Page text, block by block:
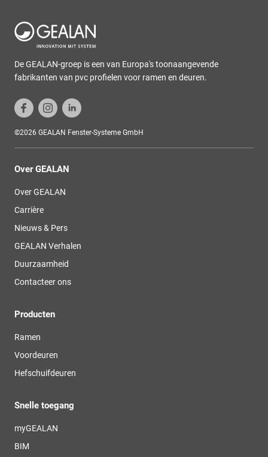
De GEALAN-groep is een van Europa's toonaangevende
fabrikanten van pvc profielen voor ramen en deuren.
©2026 GEALAN Fenster-Systeme GmbH
Over GEALAN
Over GEALAN
Carrière
Nieuws & Pers
GEALAN Verhalen
Duurzaamheid
Contacteer ons
Producten
Ramen
Voordeuren
Hefschuifdeuren
Snelle toegang
myGEALAN
BIM